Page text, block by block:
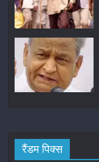
k
रैंडम पिक्स